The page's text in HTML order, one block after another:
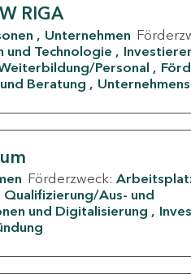
RIGA
Unternehmen
und Technologie
Personal
Beratung
Förderzweck:
Qualifizierung/Aus- und
und Digitalisierung